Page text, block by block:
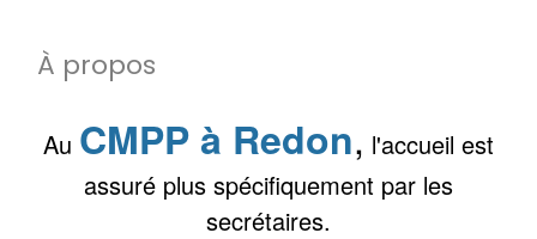
À propos
Au CMPP à Redon, l'accueil est
assuré plus spécifiquement par les
secrétaires.